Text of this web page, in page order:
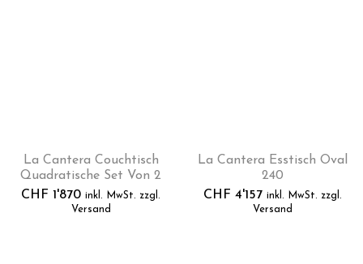
La Cantera Couchtisch
Quadratische Set Von 2
CHF 1'870 inkl. MwSt. zzgl.
Versand
La Cantera Esstisch Oval
240
CHF 4'157 inkl. MwSt. zzgl.
Versand